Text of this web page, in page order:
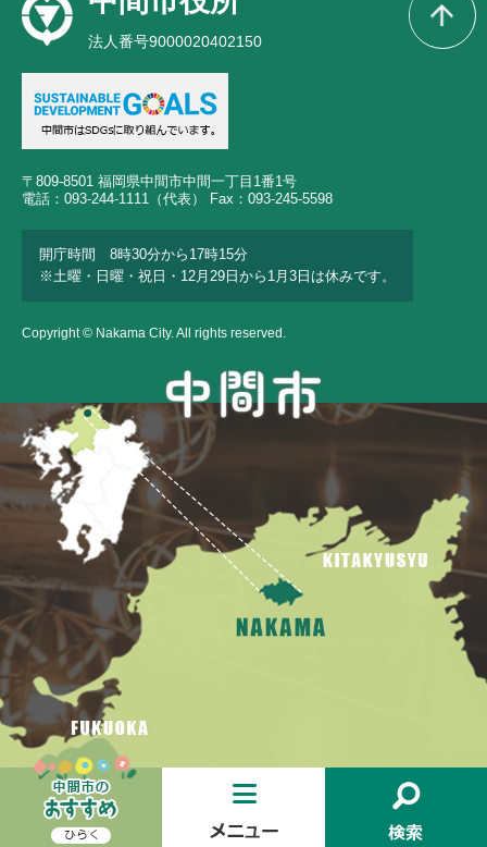
法人番号9000020402150
〒809-8501 福岡県中間市中間一丁目1番1号
電話：093-244-1111（代表） Fax：093-245-5598
開庁時間 8時30分から17時15分
※土曜・日曜・祝日・12月29日から1月3日は休みです。
Copyright © Nakama City. All rights reserved.